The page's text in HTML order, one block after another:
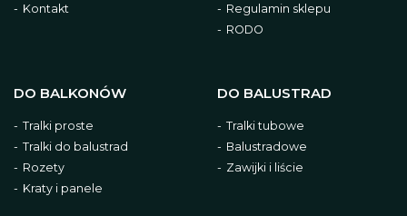
Kontakt
Regulamin sklepu
RODO
DO BALKONÓW
Tralki proste
Tralki do balustrad
Rozety
Kraty i panele
DO BALUSTRAD
Tralki tubowe
Balustradowe
Zawijki i liście